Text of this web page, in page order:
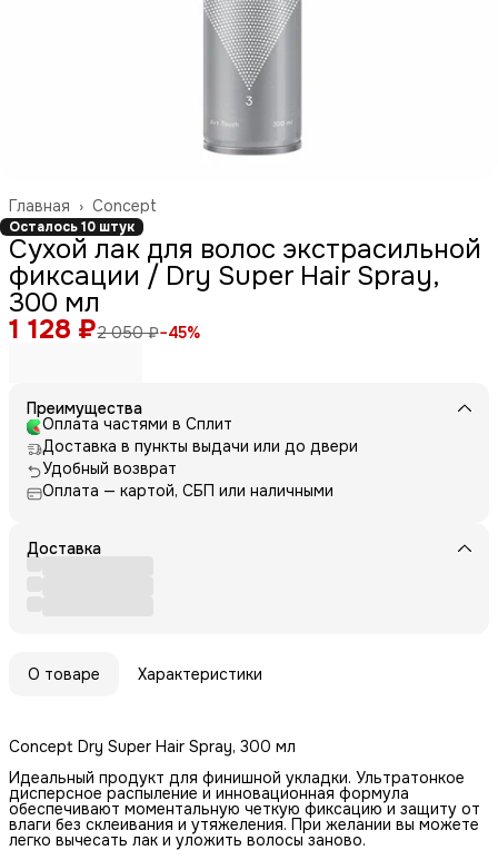
Concept
Главная ›
Осталось 10 штук
Сухой лак для волос экстрасильной
фиксации / Dry Super Hair Spray,
300 мл
1 128 ₽2 050 ₽−45%
Преимущества
Оплата частями в Сплит
Доставка в пункты выдачи или до двери
Удобный возврат
Оплата — картой, СБП или наличными
Доставка
О товаре Характеристики
Concept Dry Super Hair Spray, 300 мл
Идеальный продукт для финишной укладки. Ультратонкое
дисперсное распыление и инновационная формула
обеспечивают моментальную четкую фиксацию и защиту от
влаги без склеивания и утяжеления. При желании вы можете
легко вычесать лак и уложить волосы заново.